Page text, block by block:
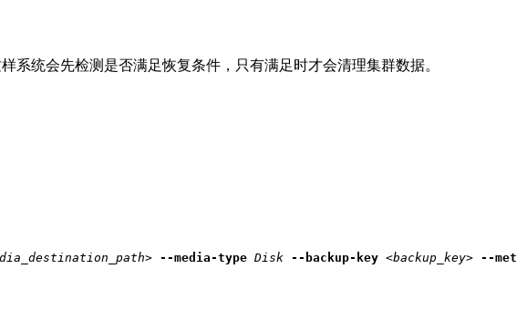
系统会先检测是否满足恢复条件，只有满足时才会清理集群数据。
--media-type Disk --backup-key <backup_key> --